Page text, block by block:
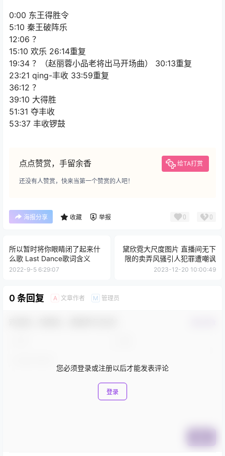
0:00 东王得胜令
5:10 秦王破阵乐
12:06 ？
15:10 欢乐 26:14重复
19:34 ？（赵丽蓉小品老将出马开场曲） 30:13重复
23:21 qing-丰收 33:59重复
36:12 ？
39:10 大得胜
51:31 夺丰收
53:37 丰收锣鼓
点点赞赏，手留余香 给TA打赏
还没有人赞赏，快来当第一个赞赏的人吧！
海报分享 收藏 举报 0 0
所以暂时将你眼睛闭了起来什
么歌 Last Dance歌词含义
2022-9-5 6:29:07
黛欣霓大尺度图片 直播间无下
限的卖弄风骚引人犯罪遭嘲讽
2023-12-20 10:00:49
0 条回复 A 文章作者 M 管理员
您必须登录或注册以后才能发表评论
登录